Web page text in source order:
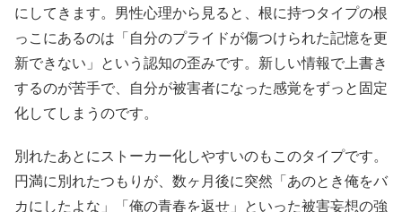
にしてきます。男性心理から見ると、根に持つタイプの根
っこにあるのは「自分のプライドが傷つけられた記憶を更
新できない」という認知の歪みです。新しい情報で上書き
するのが苦手で、自分が被害者になった感覚をずっと固定
化してしまうのです。
別れたあとにストーカー化しやすいのもこのタイプです。
円満に別れたつもりが、数ヶ月後に突然「あのとき俺をバ
カにしたよな」「俺の青春を返せ」といった被害妄想の強